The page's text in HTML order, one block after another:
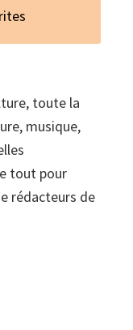
toute la
musique,
tout pour
rédacteurs de